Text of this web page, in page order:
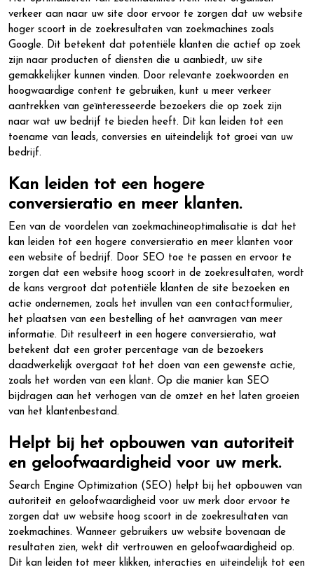
verkeer aan naar uw site door ervoor te zorgen dat uw website
hoger scoort in de zoekresultaten van zoekmachines zoals
Google. Dit betekent dat potentiële klanten die actief op zoek
zijn naar producten of diensten die u aanbiedt, uw site
gemakkelijker kunnen vinden. Door relevante zoekwoorden en
hoogwaardige content te gebruiken, kunt u meer verkeer
aantrekken van geïnteresseerde bezoekers die op zoek zijn
naar wat uw bedrijf te bieden heeft. Dit kan leiden tot een
toename van leads, conversies en uiteindelijk tot groei van uw
bedrijf.
Kan leiden tot een hogere
conversieratio en meer klanten.
Een van de voordelen van zoekmachineoptimalisatie is dat het
kan leiden tot een hogere conversieratio en meer klanten voor
een website of bedrijf. Door SEO toe te passen en ervoor te
zorgen dat een website hoog scoort in de zoekresultaten, wordt
de kans vergroot dat potentiële klanten de site bezoeken en
actie ondernemen, zoals het invullen van een contactformulier,
het plaatsen van een bestelling of het aanvragen van meer
informatie. Dit resulteert in een hogere conversieratio, wat
betekent dat een groter percentage van de bezoekers
daadwerkelijk overgaat tot het doen van een gewenste actie,
zoals het worden van een klant. Op die manier kan SEO
bijdragen aan het verhogen van de omzet en het laten groeien
van het klantenbestand.
Helpt bij het opbouwen van autoriteit
en geloofwaardigheid voor uw merk.
Search Engine Optimization (SEO) helpt bij het opbouwen van
autoriteit en geloofwaardigheid voor uw merk door ervoor te
zorgen dat uw website hoog scoort in de zoekresultaten van
zoekmachines. Wanneer gebruikers uw website bovenaan de
resultaten zien, wekt dit vertrouwen en geloofwaardigheid op.
Dit kan leiden tot meer klikken, interacties en uiteindelijk tot een